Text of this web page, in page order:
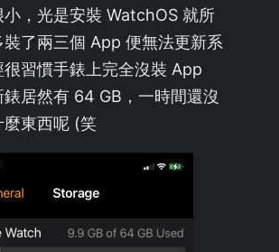
，光是安裝 WatchOS 就所
了兩三個 App 便無法更新系
習慣手錶上完全沒裝 App
錶居然有 64 GB，一時間還沒
東西呢 (笑